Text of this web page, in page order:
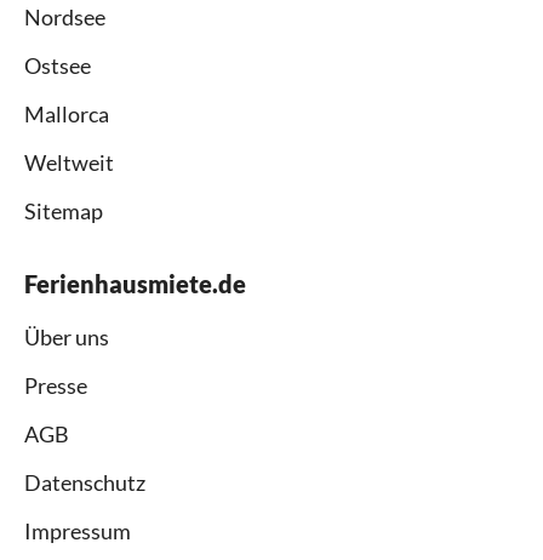
Nordsee
Ostsee
Mallorca
Weltweit
Sitemap
Ferienhausmiete.de
Über uns
Presse
AGB
Datenschutz
Impressum